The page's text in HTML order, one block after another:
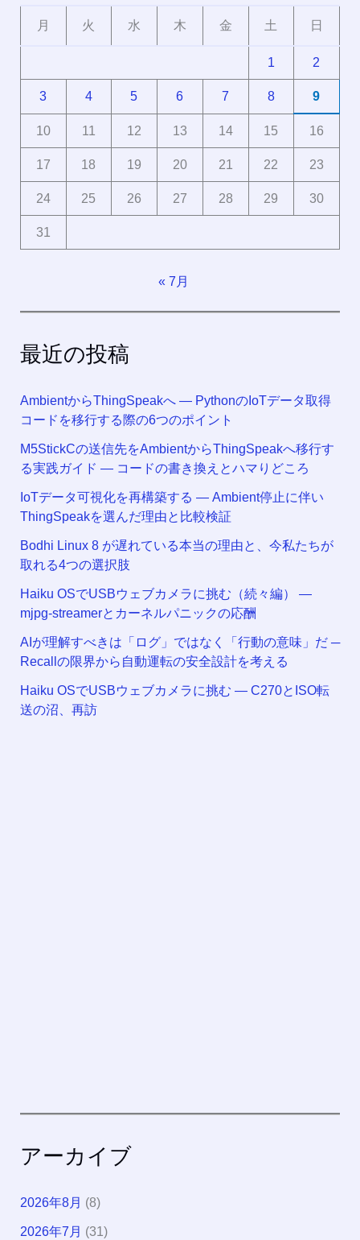
月 火 水 木 金 土 日
1 2
3 4 5 6 7 8 9
10 11 12 13 14 15 16
17 18 19 20 21 22 23
24 25 26 27 28 29 30
31
« 7月
最近の投稿
AmbientからThingSpeakへ ― PythonのIoTデータ取得
コードを移行する際の6つのポイント
M5StickCの送信先をAmbientからThingSpeakへ移行す
る実践ガイド ― コードの書き換えとハマりどころ
IoTデータ可視化を再構築する ― Ambient停止に伴い
ThingSpeakを選んだ理由と比較検証
Bodhi Linux 8 が遅れている本当の理由と、今私たちが
取れる4つの選択肢
Haiku OSでUSBウェブカメラに挑む（続々編） —
mjpg-streamerとカーネルパニックの応酬
AIが理解すべきは「ログ」ではなく「行動の意味」だ ─
Recallの限界から自動運転の安全設計を考える
Haiku OSでUSBウェブカメラに挑む — C270とISO転
送の沼、再訪
アーカイブ
2026年8月 (8)
2026年7月 (31)